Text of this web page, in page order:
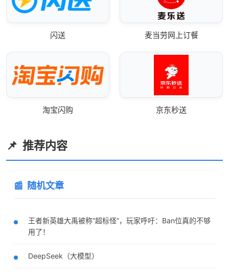
闪送 麦当劳网上订餐
淘宝闪购 京东秒送
推荐内容
随机文章
王者新英雄大禹被称“超标怪”，玩家呼吁：Ban位真的不够
用了！
DeepSeek（大模型）